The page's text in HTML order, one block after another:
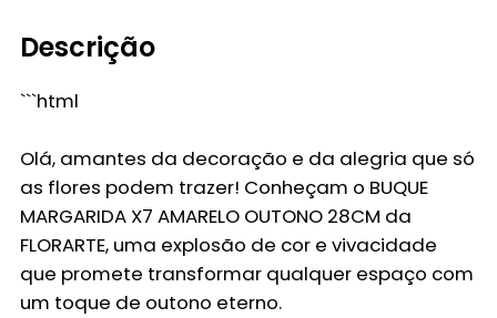
Descrição
```html
Olá, amantes da decoração e da alegria que só
as flores podem trazer! Conheçam o BUQUE
MARGARIDA X7 AMARELO OUTONO 28CM da
FLORARTE, uma explosão de cor e vivacidade
que promete transformar qualquer espaço com
um toque de outono eterno.